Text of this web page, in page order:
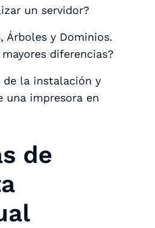
un servidor?
Árboles y Dominios.
diferencias?
de la instalación y
una impresora en
de